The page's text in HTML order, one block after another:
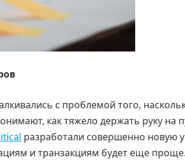
с проблемой того,
как тяжело держать руку на
разработали совершенно новую
и транзакциям будет еще